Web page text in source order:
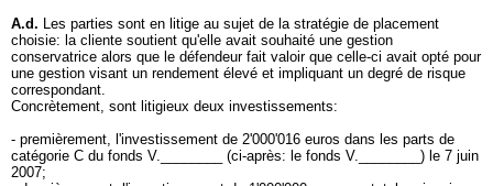
A.d. Les parties sont en litige au sujet de la stratégie de placement
choisie: la cliente soutient qu'elle avait souhaité une gestion
conservatrice alors que le défendeur fait valoir que celle-ci avait opté pour
une gestion visant un rendement élevé et impliquant un degré de risque
correspondant.
Concrètement, sont litigieux deux investissements:
- premièrement, l'investissement de 2'000'016 euros dans les parts de
catégorie C du fonds V.________ (ci-après: le fonds V.________) le 7 juin
2007;